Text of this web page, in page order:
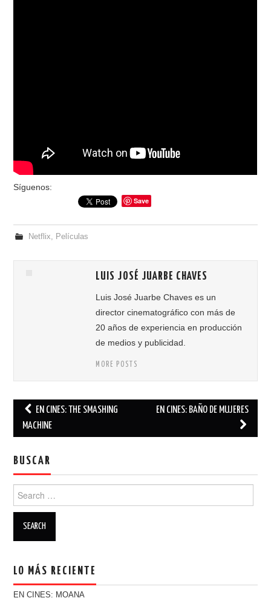
Síguenos:
Save
Netflix, Películas
LUIS JOSÉ JUARBE CHAVES
Luis José Juarbe Chaves es un
director cinematográfico con más de
20 años de experiencia en producción
de medios y publicidad.
MORE POSTS
Post navigation
EN CINES: THE SMASHING
MACHINE
EN CINES: BAÑO DE MUJERES
BUSCAR
Search for:
LO MÁS RECIENTE
EN CINES: MOANA